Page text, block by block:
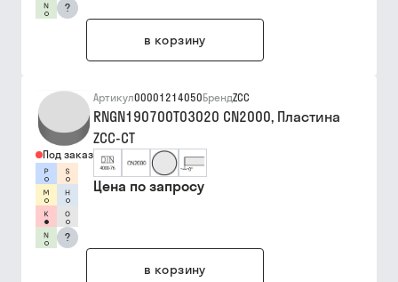
?
в корзину
Под заказ
?
Артикул00001214050БрендZCC
RNGN190700T03020 CN2000, Пластина
ZCC-CT
Цена по запросу
в корзину